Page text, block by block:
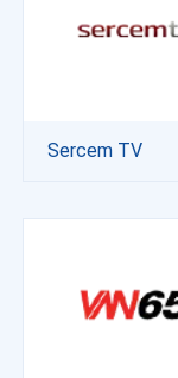
Sercem TV